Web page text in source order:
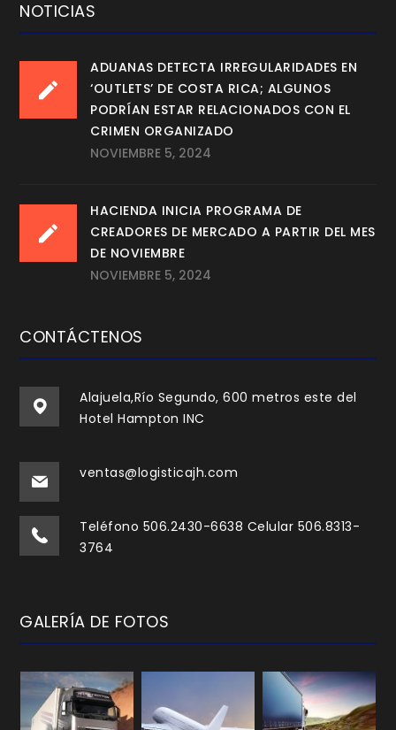
NOTICIAS
ADUANAS DETECTA IRREGULARIDADES EN
‘OUTLETS’ DE COSTA RICA; ALGUNOS
PODRÍAN ESTAR RELACIONADOS CON EL
CRIMEN ORGANIZADO
NOVIEMBRE 5, 2024
HACIENDA INICIA PROGRAMA DE
CREADORES DE MERCADO A PARTIR DEL MES
DE NOVIEMBRE
NOVIEMBRE 5, 2024
CONTÁCTENOS
Alajuela,Río Segundo, 600 metros este del
Hotel Hampton INC
ventas@logisticajh.com
Teléfono 506.2430-6638 Celular 506.8313-
3764
GALERÍA DE FOTOS